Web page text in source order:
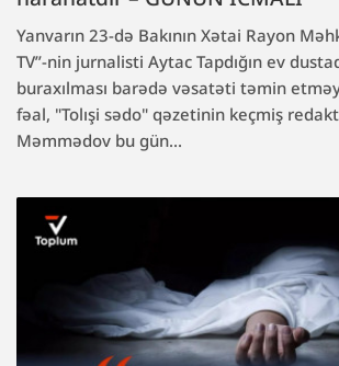
Yanvarın 23-də Bakının Xətai Rayon
TV”-nin jurnalisti Aytac Tapdığın ev
buraxılması barədə vəsatəti təmin
fəal, "Tolışi sədo" qəzetinin keçmiş
Məmmədov bu gün...